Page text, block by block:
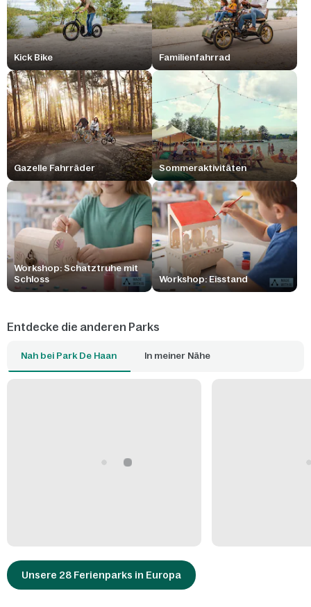
Kick Bike Familienfahrrad
Gazelle Fahrräder Sommeraktivitäten
Workshop: Schatztruhe mit
Schloss
Workshop: Eisstand
Entdecke die anderen Parks
Nah bei Park De Haan In meiner Nähe
Unsere 28 Ferienparks in Europa